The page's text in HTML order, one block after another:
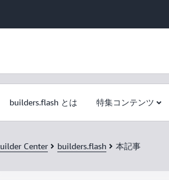
builders.flash とは 特集コンテンツ
Center builders.flash 本記事